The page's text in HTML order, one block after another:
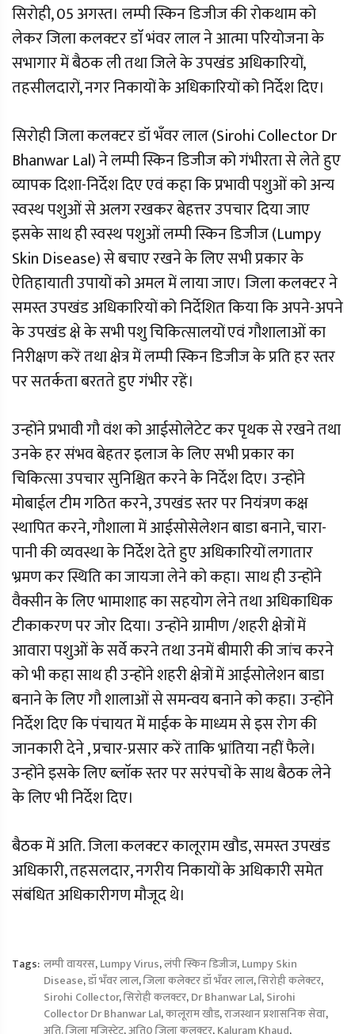
सिरोही, 05 अगस्त। लम्पी स्किन डिजीज की रोकथाम को
लेकर जिला कलक्टर डाॅ भंवर लाल ने आत्मा परियोजना के
सभागार में बैठक ली तथा जिले के उपखंड अधिकारियों,
तहसीलदारों, नगर निकायों के अधिकारियों को निर्देश दिए।
सिरोही जिला कलक्टर डॉ भँवर लाल (Sirohi Collector Dr
Bhanwar Lal) ने लम्पी स्किन डिजीज को गंभीरता से लेते हुए
व्यापक दिशा-निर्देश दिए एवं कहा कि प्रभावी पशुओं को अन्य
स्वस्थ पशुओं से अलग रखकर बेहत्तर उपचार दिया जाए
इसके साथ ही स्वस्थ पशुओं लम्पी स्किन डिजीज (Lumpy
Skin Disease) से बचाए रखने के लिए सभी प्रकार के
ऐतिहायाती उपायों को अमल में लाया जाए। जिला कलक्टर ने
समस्त उपखंड अधिकारियों को निर्देशित किया कि अपने-अपने
के उपखंड क्षे के सभी पशु चिकित्सालयों एवं गौशालाओं का
निरीक्षण करें तथा क्षेत्र में लम्पी स्किन डिजीज के प्रति हर स्तर
पर सतर्कता बरतते हुए गंभीर रहें।
उन्होंने प्रभावी गौ वंश को आईसोलेटेट कर पृथक से रखने तथा
उनके हर संभव बेहतर इलाज के लिए सभी प्रकार का
चिकित्सा उपचार सुनिश्चित करने के निर्देश दिए। उन्होंने
मोबाईल टीम गठित करने, उपखंड स्तर पर नियंत्रण कक्ष
स्थापित करने, गौशाला में आईसोसेलेशन बाडा बनाने, चारा-
पानी की व्यवस्था के निर्देश देते हुए अधिकारियों लगातार
भ्रमण कर स्थिति का जायजा लेने को कहा। साथ ही उन्होंने
वैक्सीन के लिए भामाशाह का सहयोग लेने तथा अधिकाधिक
टीकाकरण पर जोर दिया। उन्होंने ग्रामीण /शहरी क्षेत्रों में
आवारा पशुओं के सर्वे करने तथा उनमें बीमारी की जांच करने
को भी कहा साथ ही उन्होंने शहरी क्षेत्रों में आईसोलेशन बाडा
बनाने के लिए गौ शालाओं से समन्वय बनाने को कहा। उन्होंने
निर्देश दिए कि पंचायत में माईक के माध्यम से इस रोग की
जानकारी देने , प्रचार-प्रसार करें ताकि भ्रांतिया नहीं फैले।
उन्होंने इसके लिए ब्लाॅक स्तर पर सरंपचों के साथ बैठक लेने
के लिए भी निर्देश दिए।
बैठक में अति. जिला कलक्टर कालूराम खौड, समस्त उपखंड
अधिकारी, तहसलदार, नगरीय निकायों के अधिकारी समेत
संबंधित अधिकारीगण मौजूद थे।
Tags: लम्पी वायरस,Lumpy Virus,लंपी स्किन डिजीज,Lumpy Skin
Disease,डॉ भँवर लाल,जिला कलेक्टर डॉ भँवर लाल,सिरोही कलेक्टर,
Sirohi Collector,सिरोही कलक्टर,Dr Bhanwar Lal,Sirohi
Collector Dr Bhanwar Lal,कालूराम खौड,राजस्थान प्रशासनिक सेवा,